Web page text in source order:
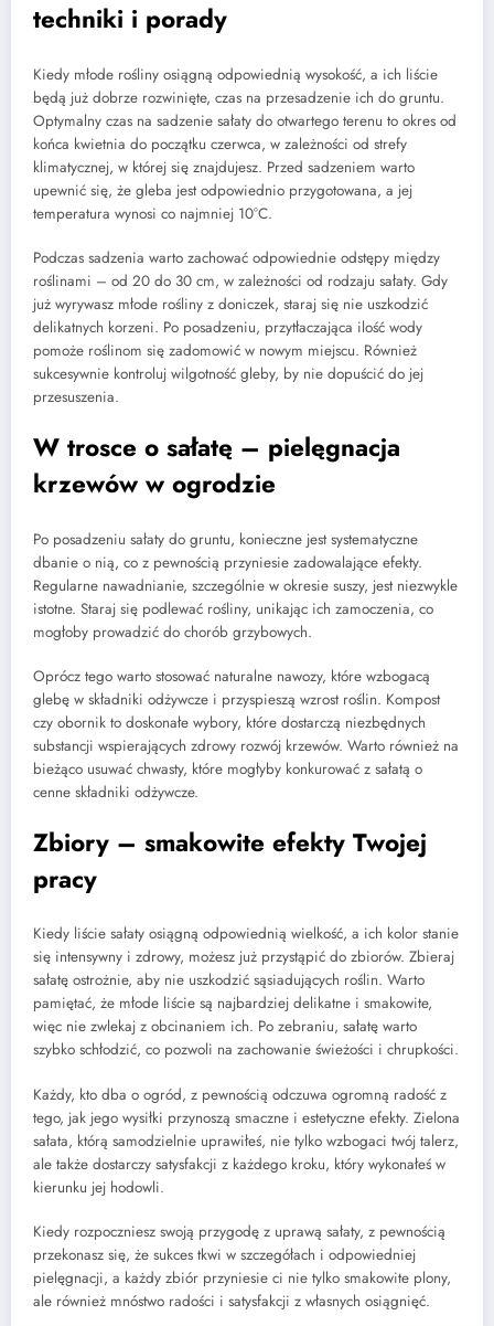
techniki i porady
Kiedy młode rośliny osiągną odpowiednią wysokość, a ich liście
będą już dobrze rozwinięte, czas na przesadzenie ich do gruntu.
Optymalny czas na sadzenie sałaty do otwartego terenu to okres od
końca kwietnia do początku czerwca, w zależności od strefy
klimatycznej, w której się znajdujesz. Przed sadzeniem warto
upewnić się, że gleba jest odpowiednio przygotowana, a jej
temperatura wynosi co najmniej 10°C.
Podczas sadzenia warto zachować odpowiednie odstępy między
roślinami – od 20 do 30 cm, w zależności od rodzaju sałaty. Gdy
już wyrywasz młode rośliny z doniczek, staraj się nie uszkodzić
delikatnych korzeni. Po posadzeniu, przytłaczająca ilość wody
pomoże roślinom się zadomowić w nowym miejscu. Również
sukcesywnie kontroluj wilgotność gleby, by nie dopuścić do jej
przesuszenia.
W trosce o sałatę – pielęgnacja
krzewów w ogrodzie
Po posadzeniu sałaty do gruntu, konieczne jest systematyczne
dbanie o nią, co z pewnością przyniesie zadowalające efekty.
Regularne nawadnianie, szczególnie w okresie suszy, jest niezwykle
istotne. Staraj się podlewać rośliny, unikając ich zamoczenia, co
mogłoby prowadzić do chorób grzybowych.
Oprócz tego warto stosować naturalne nawozy, które wzbogacą
glebę w składniki odżywcze i przyspieszą wzrost roślin. Kompost
czy obornik to doskonałe wybory, które dostarczą niezbędnych
substancji wspierających zdrowy rozwój krzewów. Warto również na
bieżąco usuwać chwasty, które mogłyby konkurować z sałatą o
cenne składniki odżywcze.
Zbiory – smakowite efekty Twojej
pracy
Kiedy liście sałaty osiągną odpowiednią wielkość, a ich kolor stanie
się intensywny i zdrowy, możesz już przystąpić do zbiorów. Zbieraj
sałatę ostrożnie, aby nie uszkodzić sąsiadujących roślin. Warto
pamiętać, że młode liście są najbardziej delikatne i smakowite,
więc nie zwlekaj z obcinaniem ich. Po zebraniu, sałatę warto
szybko schłodzić, co pozwoli na zachowanie świeżości i chrupkości.
Każdy, kto dba o ogród, z pewnością odczuwa ogromną radość z
tego, jak jego wysiłki przynoszą smaczne i estetyczne efekty. Zielona
sałata, którą samodzielnie uprawiłeś, nie tylko wzbogaci twój talerz,
ale także dostarczy satysfakcji z każdego kroku, który wykonałeś w
kierunku jej hodowli.
Kiedy rozpoczniesz swoją przygodę z uprawą sałaty, z pewnością
przekonasz się, że sukces tkwi w szczegółach i odpowiedniej
pielęgnacji, a każdy zbiór przyniesie ci nie tylko smakowite plony,
ale również mnóstwo radości i satysfakcji z własnych osiągnięć.